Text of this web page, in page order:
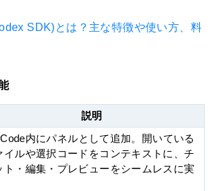
SDK)とは？主な特徴や使い方、料
説明
内にパネルとして追加。開いている
イルや選択コードをコンテキストに、チ
ト・編集・プレビューをシームレスに実